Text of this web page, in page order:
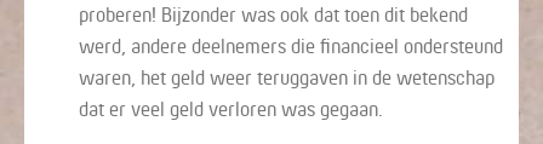
proberen! Bijzonder was ook dat toen dit bekend
werd, andere deelnemers die financieel ondersteund
waren, het geld weer teruggaven in de wetenschap
dat er veel geld verloren was gegaan.